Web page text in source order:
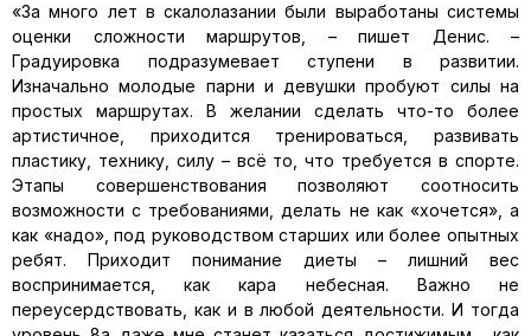
«За много лет в скалолазании были выработаны системы
оценки сложности маршрутов, – пишет Денис. –
Градуировка подразумевает ступени в развитии.
Изначально молодые парни и девушки пробуют силы на
простых маршрутах. В желании сделать что-то более
артистичное, приходится тренироваться, развивать
пластику, технику, силу – всё то, что требуется в спорте.
Этапы совершенствования позволяют соотносить
возможности с требованиями, делать не как «хочется», а
как «надо», под руководством старших или более опытных
ребят. Приходит понимание диеты – лишний вес
воспринимается, как кара небесная. Важно не
переусердствовать, как и в любой деятельности. И тогда